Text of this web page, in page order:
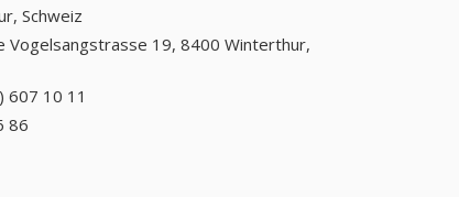
Schweiz
Vogelsangstrasse 19, 8400 Winterthur,
607 10 11
86